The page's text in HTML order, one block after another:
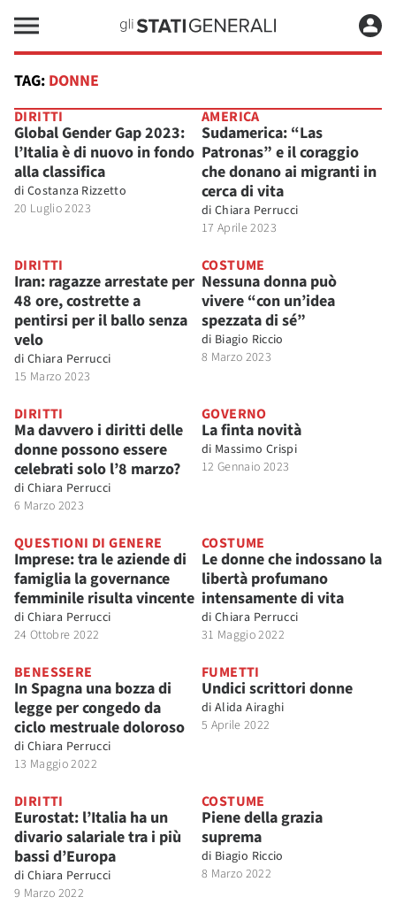
TAG: DONNE
DIRITTI
Global Gender Gap 2023:
l’Italia è di nuovo in fondo
alla classifica
di Costanza Rizzetto
20 Luglio 2023
AMERICA
Sudamerica: “Las
Patronas” e il coraggio
che donano ai migranti in
cerca di vita
di Chiara Perrucci
17 Aprile 2023
DIRITTI
Iran: ragazze arrestate per
48 ore, costrette a
pentirsi per il ballo senza
velo
di Chiara Perrucci
15 Marzo 2023
COSTUME
Nessuna donna può
vivere “con un’idea
spezzata di sé”
di Biagio Riccio
8 Marzo 2023
DIRITTI
Ma davvero i diritti delle
donne possono essere
celebrati solo l’8 marzo?
di Chiara Perrucci
6 Marzo 2023
GOVERNO
La finta novità
di Massimo Crispi
12 Gennaio 2023
QUESTIONI DI GENERE
Imprese: tra le aziende di
famiglia la governance
femminile risulta vincente
di Chiara Perrucci
24 Ottobre 2022
COSTUME
Le donne che indossano la
libertà profumano
intensamente di vita
di Chiara Perrucci
31 Maggio 2022
BENESSERE
In Spagna una bozza di
legge per congedo da
ciclo mestruale doloroso
di Chiara Perrucci
13 Maggio 2022
FUMETTI
Undici scrittori donne
di Alida Airaghi
5 Aprile 2022
DIRITTI
Eurostat: l’Italia ha un
divario salariale tra i più
bassi d’Europa
di Chiara Perrucci
9 Marzo 2022
COSTUME
Piene della grazia
suprema
di Biagio Riccio
8 Marzo 2022